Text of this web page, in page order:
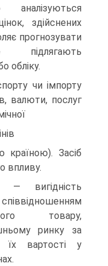
здійснених
прогнозувати
обліку.
чи імпорту
валюти, послуг
країною). Засіб
впливу.
— вигідність
товару,
ринку за
їх вартості у